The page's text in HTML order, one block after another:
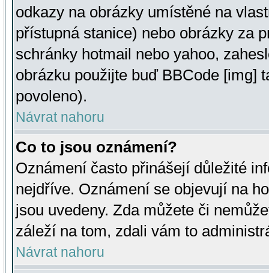
odkazy na obrázky umístěné na
přístupná stanice) nebo obrázky za
schránky hotmail nebo yahoo,
obrázku použijte buď BBCode [img]
povoleno).
Návrat nahoru
Co to jsou oznámení?
Oznámení často přinášejí důležité
nejdříve. Oznámení se objevují na
jsou uvedeny. Zda můžete či
záleží na tom, zdali vám to
Návrat nahoru